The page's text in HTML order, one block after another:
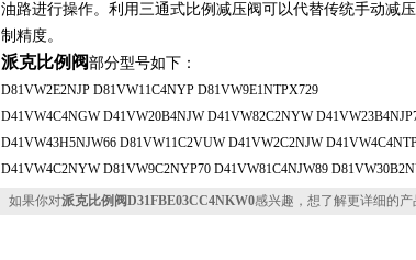
油路进行操作。利用三通式比例减压阀可以代替传统手动减
制精度。
派克比例阀部分型号如下：
D81VW2E2NJP D81VW11C4NYP D81VW9E1NTPX729
D41VW4C4NGW D41VW20B4NJW D41VW82C2NYW
D41VW43H5NJW66 D81VW11C2VUW D41VW2C2NJW
D41VW4C2NYW D81VW9C2NYP70 D41VW81C4NJW89
如果你对派克比例阀D31FBE03CC4NKW0感兴趣，想了解更详细的产